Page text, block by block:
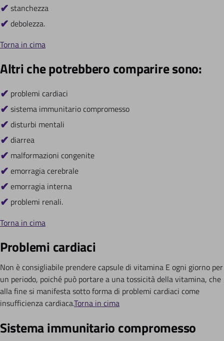
stanchezza
debolezza.
Torna in cima
Altri che potrebbero comparire sono:
problemi cardiaci
sistema immunitario compromesso
disturbi mentali
diarrea
malformazioni congenite
emorragia cerebrale
emorragia interna
problemi renali.
Torna in cima
Problemi cardiaci
Non è consigliabile prendere capsule di vitamina E ogni giorno per
un periodo, poiché può portare a una tossicità della vitamina, che
alla fine si manifesta sotto forma di problemi cardiaci come
insufficienza cardiaca.Torna in cima
Sistema immunitario compromesso